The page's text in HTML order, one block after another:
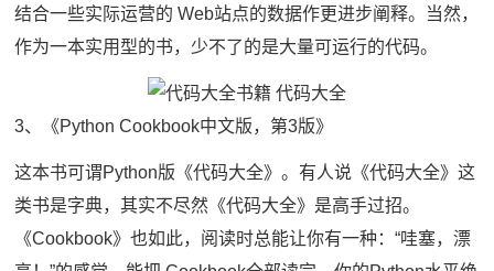
结合一些实际运营的 Web站点的数据作更进步阐释。当然，
作为一本实用型的书，少不了的是大量可运行的代码。
3、《Python Cookbook中文版，第3版》
这本书可谓Python版《代码大全》。有人说《代码大全》这
类书是字典，其实不尽然《代码大全》是高手过招。
《Cookbook》也如此，阅读时总能让你有一种：“哇塞，漂